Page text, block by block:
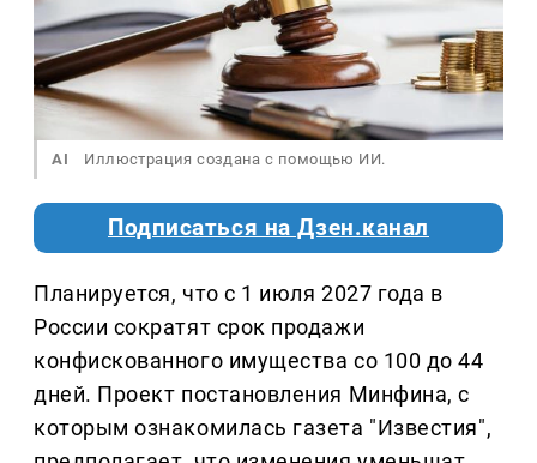
AI Иллюстрация создана с помощью ИИ.
Подписаться на Дзен.канал
Планируется, что с 1 июля 2027 года в
России сократят срок продажи
конфискованного имущества со 100 до 44
дней. Проект постановления Минфина, с
которым ознакомилась газета "Известия",